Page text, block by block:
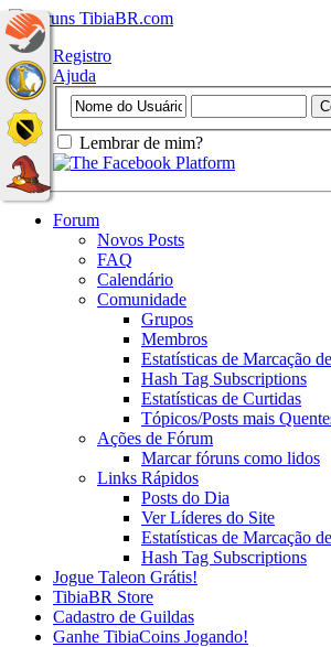
Registro
Ajuda
Lembrar de mim?
Forum
Novos Posts
FAQ
Calendário
Comunidade
Grupos
Membros
Estatísticas de Marcação
Hash Tag Subscriptions
Estatísticas de Curtidas
Tópicos/Posts mais
Ações de Fórum
Marcar fóruns como lidos
Links Rápidos
Posts do Dia
Ver Líderes do Site
Estatísticas de Marcação
Hash Tag Subscriptions
Jogue Taleon Grátis!
TibiaBR Store
Cadastro de Guildas
Ganhe TibiaCoins Jogando!